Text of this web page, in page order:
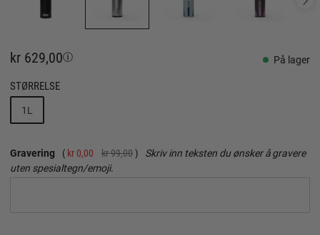
kr 629,00 På lager
STØRRELSE
1L
Gravering kr 0,00 kr 99,00
Skriv inn teksten du ønsker å gravere
uten spesialtegn/emoji.